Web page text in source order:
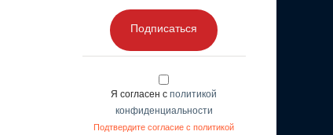
Подписаться
Я согласен с политикой
конфиденциальности
Подтвердите согласие с политикой